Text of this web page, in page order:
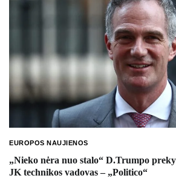
EUROPOS NAUJIENOS
„Nieko nėra nuo stalo“ D.Trumpo
JK technikos vadovas – „Politico“